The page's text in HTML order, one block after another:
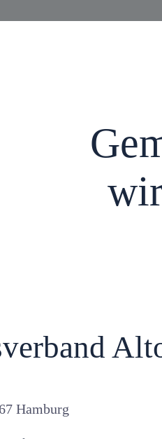
Hamburg